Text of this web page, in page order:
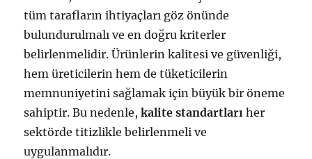
tüm tarafların ihtiyaçları göz önünde
bulundurulmalı ve en doğru kriterler
belirlenmelidir. Ürünlerin kalitesi ve güvenliği,
hem üreticilerin hem de tüketicilerin
memnuniyetini sağlamak için büyük bir öneme
sahiptir. Bu nedenle,kalite standartları her
sektörde titizlikle belirlenmeli ve
uygulanmalıdır.